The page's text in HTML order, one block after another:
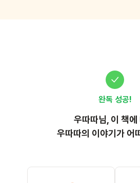
완독 성공!
우따따님, 이 책에
우따따의 이야기가 어